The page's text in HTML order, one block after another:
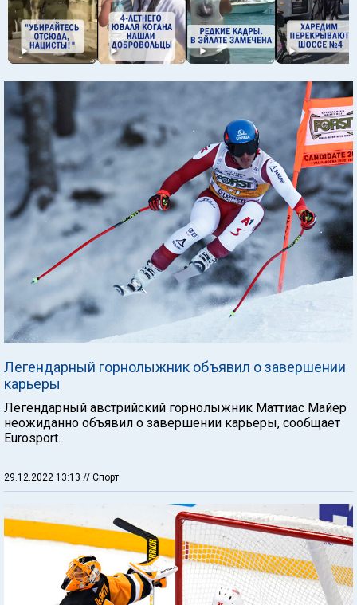
Легендарный горнолыжник объявил о завершении
карьеры
Легендарный австрийский горнолыжник Маттиас Майер
неожиданно объявил о завершении карьеры, сообщает
Eurosport.
29.12.2022 13:13 // Спорт